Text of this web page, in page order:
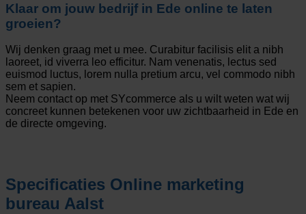
Klaar om jouw bedrijf in Ede online te laten
groeien?
Wij denken graag met u mee. Curabitur facilisis elit a nibh
laoreet, id viverra leo efficitur. Nam venenatis, lectus sed
euismod luctus, lorem nulla pretium arcu, vel commodo nibh
sem et sapien.
Neem contact op met SYcommerce als u wilt weten wat wij
concreet kunnen betekenen voor uw zichtbaarheid in Ede en
de directe omgeving.
Specificaties Online marketing
bureau Aalst